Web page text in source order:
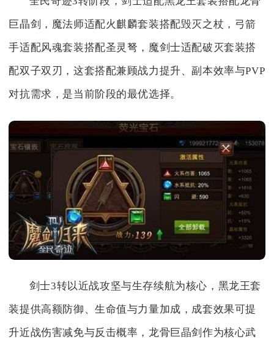
巨晶剑，魔法师适配火麒麟套装搭配毁灭之杖，弓箭
手适配风魂套装搭配圣灵弩，魔剑士适配破灭套装搭
配双子双刃，这套搭配兼顾战力提升、副本效率与PVP
对抗需求，是当前阶段的最优选择。
剑士3转以近战攻坚与生存续航为核心，黑龙王套
装提供高额防御、生命值与力量加成，成套效果可提
升近战伤害减免与反击概率，龙骨巨晶剑作为核心武